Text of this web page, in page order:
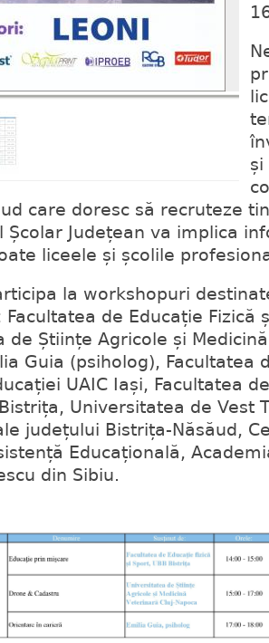
și
care doresc să recruteze
Școlar Județean va implica
liceele și școlile
la workshopuri
de Educație Fizică
de Științe Agricole și
Guia (psiholog), Facultatea
UAIC Iași, Facultatea
Bistrița, Universitatea de Vest
județului Bistrița-Năsăud,
Educațională,
din Sibiu.